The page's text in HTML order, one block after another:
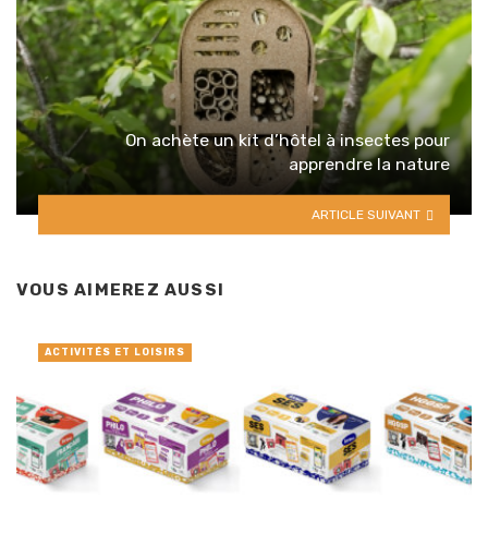
On achète un kit d’hôtel à insectes pour
apprendre la nature
ARTICLE SUIVANT
VOUS AIMEREZ AUSSI
ACTIVITÉS ET LOISIRS